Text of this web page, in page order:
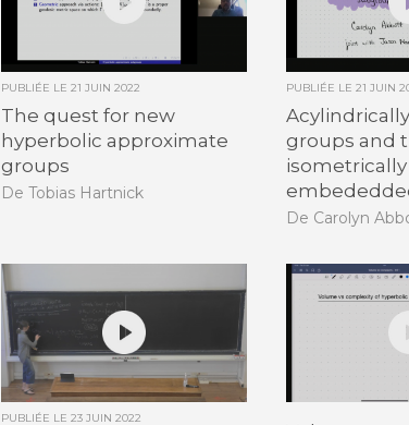
PUBLIÉE LE 21 JUIN 2022
The quest for new
hyperbolic approximate
groups
De Tobias Hartnick
PUBLIÉE LE21 JUIN
groups and
isometrically
De Carolyn
PUBLIÉE LE 23 JUIN 2022